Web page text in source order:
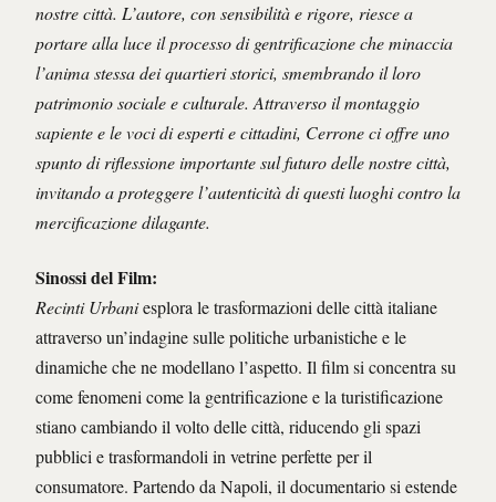
nostre città. L’autore, con sensibilità e rigore, riesce a
portare alla luce il processo di gentrificazione che minaccia
l’anima stessa dei quartieri storici, smembrando il loro
patrimonio sociale e culturale. Attraverso il montaggio
sapiente e le voci di esperti e cittadini, Cerrone ci offre uno
spunto di riflessione importante sul futuro delle nostre città,
invitando a proteggere l’autenticità di questi luoghi contro la
mercificazione dilagante.
Sinossi del Film:
Recinti Urbaniesplora le trasformazioni delle città italiane
attraverso un’indagine sulle politiche urbanistiche e le
dinamiche che ne modellano l’aspetto. Il film si concentra su
come fenomeni come la gentrificazione e la turistificazione
stiano cambiando il volto delle città, riducendo gli spazi
pubblici e trasformandoli in vetrine perfette per il
consumatore. Partendo da Napoli, il documentario si estende